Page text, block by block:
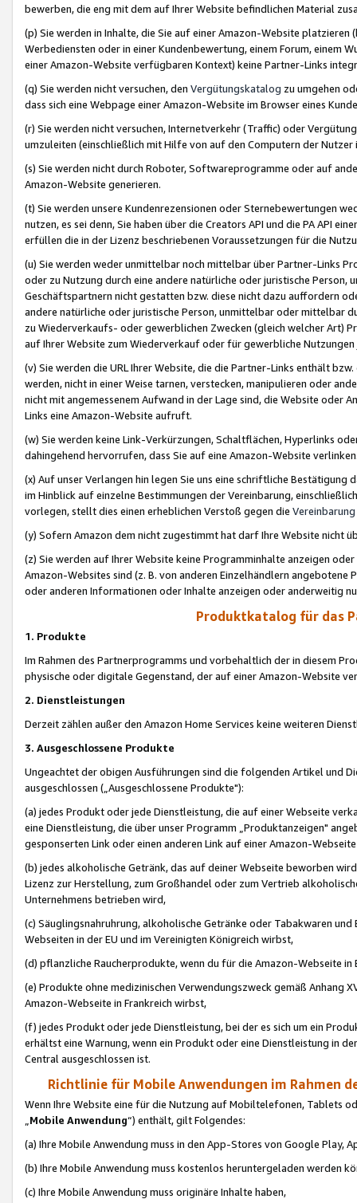
bewerben, die eng mit dem auf Ihrer Website befindlichen Material
(p) Sie werden in Inhalte, die Sie auf einer Amazon-Website
Werbediensten oder in einer Kundenbewertung, einem Forum, einem
einer Amazon-Website verfügbaren Kontext) keine Partner-Links
(q) Sie werden nicht versuchen, den Vergütungskatalog zu umgehen
dass sich eine Webpage einer Amazon-Website im Browser eines
(r) Sie werden nicht versuchen, Internetverkehr (Traffic) oder
umzuleiten (einschließlich mit Hilfe von auf den Computern der
(s) Sie werden nicht durch Roboter, Softwareprogramme oder auf
Amazon-Website generieren.
(t) Sie werden unsere Kundenrezensionen oder Sternebewertungen
nutzen, es sei denn, Sie haben über die Creators API und die PA API
erfüllen die in der Lizenz beschriebenen Voraussetzungen für die
(u) Sie werden weder unmittelbar noch mittelbar über Partner-Links
oder zu Nutzung durch eine andere natürliche oder juristische
Geschäftspartnern nicht gestatten bzw. diese nicht dazu auffordern
andere natürliche oder juristische Person, unmittelbar oder mittelbar
zu Wiederverkaufs- oder gewerblichen Zwecken (gleich welcher Art)
auf Ihrer Website zum Wiederverkauf oder für gewerbliche
(v) Sie werden die URL Ihrer Website, die die Partner-Links enthält
werden, nicht in einer Weise tarnen, verstecken, manipulieren oder
nicht mit angemessenem Aufwand in der Lage sind, die Website oder
Links eine Amazon-Website aufruft.
(w) Sie werden keine Link-Verkürzungen, Schaltflächen, Hyperlinks
dahingehend hervorrufen, dass Sie auf eine Amazon-Website
(x) Auf unser Verlangen hin legen Sie uns eine schriftliche
im Hinblick auf einzelne Bestimmungen der Vereinbarung,
vorlegen, stellt dies einen erheblichen Verstoß gegen die Vereinbarung
(y) Sofern Amazon dem nicht zugestimmt hat darf Ihre Website nicht
(z) Sie werden auf Ihrer Website keine Programminhalte anzeigen
Amazon-Websites sind (z. B. von anderen Einzelhändlern
oder anderen Informationen oder Inhalte anzeigen oder anderweitig
Produktkatalog für das
1. Produkte
Im Rahmen des Partnerprogramms und vorbehaltlich der in diesem
physische oder digitale Gegenstand, der auf einer Amazon-Website
2. Dienstleistungen
Derzeit zählen außer den Amazon Home Services keine weiteren
3. Ausgeschlossene Produkte
Ungeachtet der obigen Ausführungen sind die folgenden Artikel und
ausgeschlossen („Ausgeschlossene Produkte"):
(a) jedes Produkt oder jede Dienstleistung, die auf einer Webseite
eine Dienstleistung, die über unser Programm „Produktanzeigen"
gesponserten Link oder einen anderen Link auf einer Amazon-
(b) jedes alkoholische Getränk, das auf deiner Webseite beworben
Lizenz zur Herstellung, zum Großhandel oder zum Vertrieb
Unternehmens betrieben wird,
(c) Säuglingsnahruhrung, alkoholische Getränke oder Tabakwaren
Webseiten in der EU und im Vereinigten Königreich wirbst,
(d) pflanzliche Raucherprodukte, wenn du für die Amazon-Webseite in
(e) Produkte ohne medizinischen Verwendungszweck gemäß Anhang
Amazon-Webseite in Frankreich wirbst,
(f) jedes Produkt oder jede Dienstleistung, bei der es sich um ein
erhältst eine Warnung, wenn ein Produkt oder eine Dienstleistung in
Central ausgeschlossen ist.
Richtlinie für Mobile Anwendungen im Rahmen
Wenn Ihre Website eine für die Nutzung auf Mobiltelefonen, Tablets
„Mobile Anwendung“) enthält, gilt Folgendes:
(a) Ihre Mobile Anwendung muss in den App-Stores von Google Play,
(b) Ihre Mobile Anwendung muss kostenlos heruntergeladen werden
(c) Ihre Mobile Anwendung muss originäre Inhalte haben,